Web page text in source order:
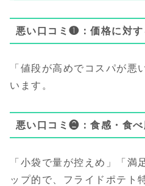
悪い口コミ❶：価格に対す
「値段が高めでコスパが悪
います。
悪い口コミ❷：食感・食
「小袋で量が控えめ」「満
ップ的で、フライドポテト